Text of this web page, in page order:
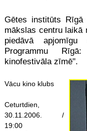
Gētes institūts Rīgā
mākslas centru laikā
piedāvā apjomīgu
Programmu
kinofestivāla zīmē".
Vācu kino klubs
Ceturtdien,
30.11.2006. /
19:00